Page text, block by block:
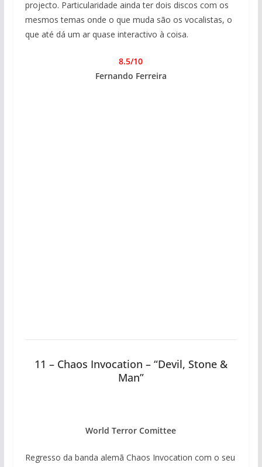
projecto. Particularidade ainda ter dois discos com os
mesmos temas onde o que muda são os vocalistas, o
que até dá um ar quase interactivo à coisa.
8.5/10
Fernando Ferreira
11 – Chaos Invocation – “Devil, Stone &
Man”
World Terror Comittee
Regresso da banda alemã Chaos Invocation com o seu